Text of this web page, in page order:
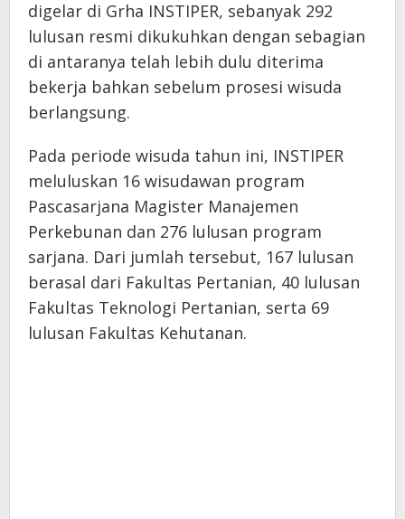
digelar di Grha INSTIPER, sebanyak 292
lulusan resmi dikukuhkan dengan sebagian
di antaranya telah lebih dulu diterima
bekerja bahkan sebelum prosesi wisuda
berlangsung.
Pada periode wisuda tahun ini, INSTIPER
meluluskan 16 wisudawan program
Pascasarjana Magister Manajemen
Perkebunan dan 276 lulusan program
sarjana. Dari jumlah tersebut, 167 lulusan
berasal dari Fakultas Pertanian, 40 lulusan
Fakultas Teknologi Pertanian, serta 69
lulusan Fakultas Kehutanan.